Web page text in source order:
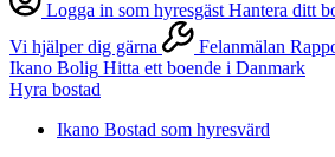
Logga in som hyresgäst Hantera ditt
Vi hjälper dig gärna
Felanmälan
Ikano Bolig Hitta ett boende i Danmark
Hyra bostad
Ikano Bostad som hyresvärd